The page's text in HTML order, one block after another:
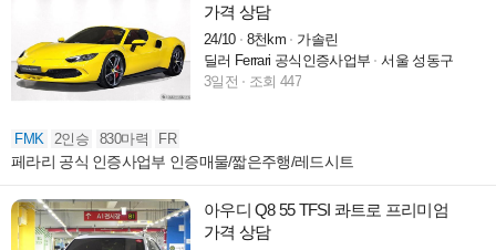
가격 상담
24/10 8천km
가솔린
딜러 Ferrari 공식인증사업부
서울 성동구
3일전
조회 447
FMK 2인승 830마력 FR
페라리 공식 인증사업부 인증매물/짧은주행/레드시트
아우디 Q8 55 TFSI 콰트로 프리미엄
가격 상담